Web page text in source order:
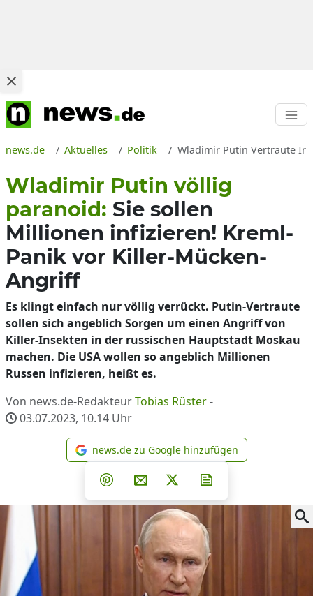
news.de Aktuelles Politik Wladimir Putin Vertraute
Wladimir Putin völlig
paranoid: Sie sollen
Millionen infizieren! Kreml-
Panik vor Killer-Mücken-
Angriff
Es klingt einfach nur völlig verrückt. Putin-Vertraute
sollen sich angeblich Sorgen um einen Angriff von
Killer-Insekten in der russischen Hauptstadt Moskau
machen. Die USA wollen so angeblich Millionen
Russen infizieren, heißt es.
Von news.de-RedakteurTobias Rüster-
03.07.2023, 10.14 Uhr
news.de zu Google
news.de zu Google hinzufügen
Teilen auf Facebook
Teilen auf Whatsapp
Teilen auf Telegram
Teilen auf Pinterest
Per E-Mail teilen
Post auf X